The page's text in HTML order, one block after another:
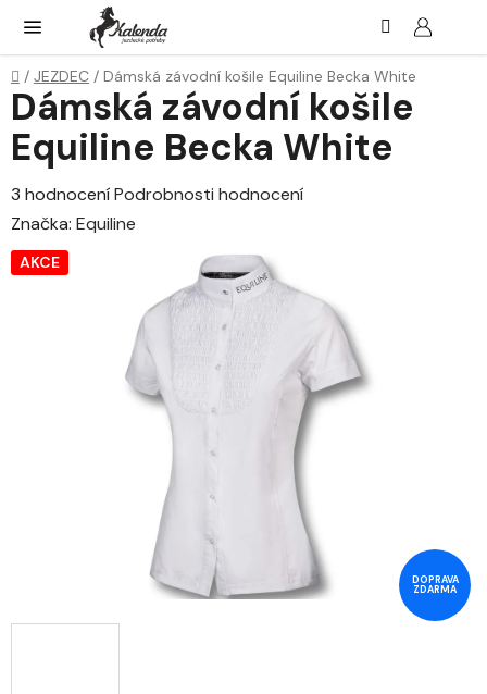
obsah
Domů
/ JEZDEC / Dámská závodní košile Equiline Becka White
Dámská závodní košile
Equiline Becka White
Průměrné
hodnocení
produktu
je
3 hodnoceníPodrobnosti hodnocení
Značka: Equiline
AKCE
DOPRAVA
ZDARMA